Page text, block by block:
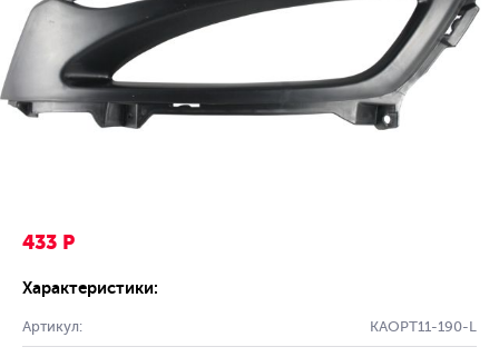
433 Р
Характеристики:
Артикул: KAOPT11-190-L